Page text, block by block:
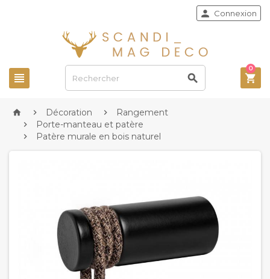
 
 Connexion

0
  Décoration  Rangement
 Porte-manteau et patère
 Patère murale en bois naturel